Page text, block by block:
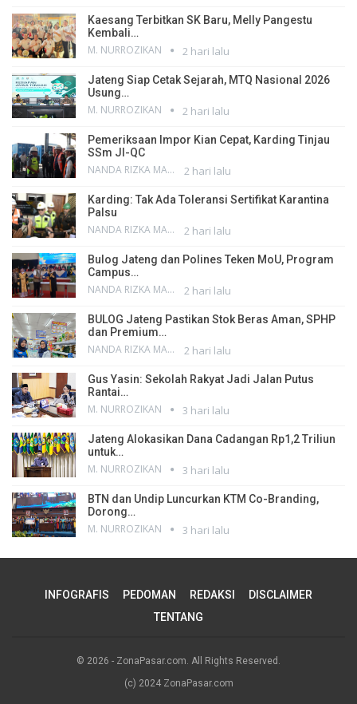
Kaesang Terbitkan SK Baru, Melly Pangestu
Kembali…
M. NURROZIKAN 2 hari lalu
Jateng Siap Cetak Sejarah, MTQ Nasional 2026
Usung…
M. NURROZIKAN 2 hari lalu
Pemeriksaan Impor Kian Cepat, Karding Tinjau
SSm JI-QC
NANDA RIZKA MAHENDRA 2 hari lalu
Karding: Tak Ada Toleransi Sertifikat Karantina
Palsu
NANDA RIZKA MAHENDRA 2 hari lalu
Bulog Jateng dan Polines Teken MoU, Program
Campus…
NANDA RIZKA MAHENDRA 2 hari lalu
BULOG Jateng Pastikan Stok Beras Aman, SPHP
dan Premium…
NANDA RIZKA MAHENDRA 2 hari lalu
Gus Yasin: Sekolah Rakyat Jadi Jalan Putus
Rantai…
M. NURROZIKAN 3 hari lalu
Jateng Alokasikan Dana Cadangan Rp1,2 Triliun
untuk…
M. NURROZIKAN 3 hari lalu
BTN dan Undip Luncurkan KTM Co-Branding,
Dorong…
M. NURROZIKAN 3 hari lalu
INFOGRAFIS PEDOMAN REDAKSI
DISCLAIMER
TENTANG
© 2026 - ZonaPasar.com. All Rights Reserved.
(c) 2024 ZonaPasar.com